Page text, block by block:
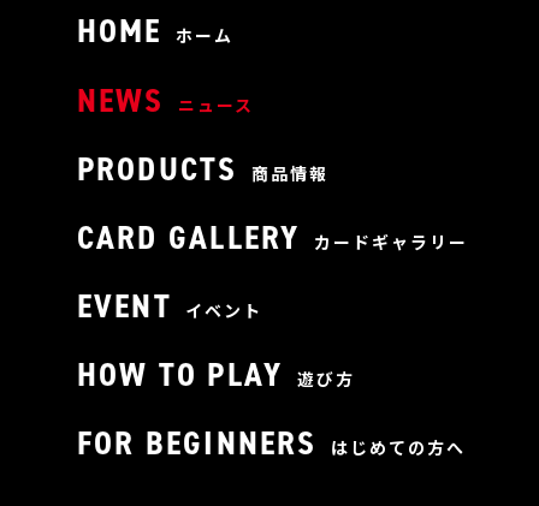
HOME ホーム
NEWS ニュース
PRODUCTS 商品情報
CARD GALLERY カードギャラリー
EVENT イベント
HOW TO PLAY 遊び方
FOR BEGINNERS はじめての方へ